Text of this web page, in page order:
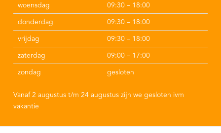
woensdag
09:30 – 18:00
donderdag
09:30 – 18:00
vrijdag
09:30 – 18:00
zaterdag
09:00 – 17:00
zondag
gesloten
Vanaf 2 augustus t/m 24 augustus zijn we gesloten ivm
vakantie